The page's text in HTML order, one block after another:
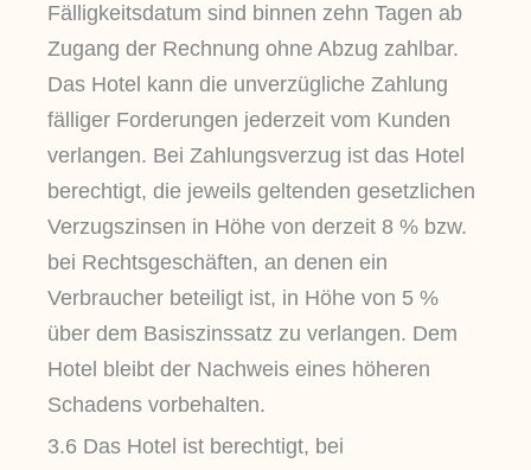
Fälligkeitsdatum sind binnen zehn Tagen ab
Zugang der Rechnung ohne Abzug zahlbar.
Das Hotel kann die unverzügliche Zahlung
fälliger Forderungen jederzeit vom Kunden
verlangen. Bei Zahlungsverzug ist das Hotel
berechtigt, die jeweils geltenden gesetzlichen
Verzugszinsen in Höhe von derzeit 8 % bzw.
bei Rechtsgeschäften, an denen ein
Verbraucher beteiligt ist, in Höhe von 5 %
über dem Basiszinssatz zu verlangen. Dem
Hotel bleibt der Nachweis eines höheren
Schadens vorbehalten.
3.6 Das Hotel ist berechtigt, bei